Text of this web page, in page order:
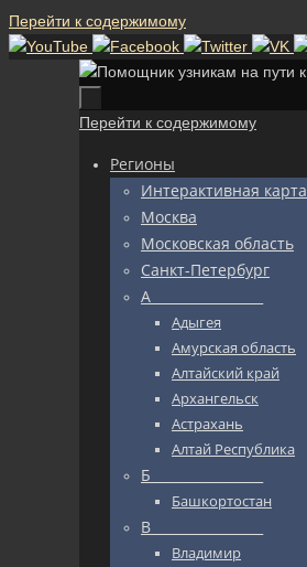
Перейти к содержимому
Перейти к содержимому
Регионы
Интерактивная карта
Москва
Московская область
Санкт-Петербург
А_________________
Адыгея
Амурская область
Алтайский край
Архангельск
Астрахань
Алтай Республика
Б_________________
Башкортостан
В_________________
Владимир